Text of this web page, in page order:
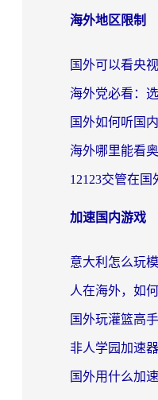
海外地区限制
加速国内游戏